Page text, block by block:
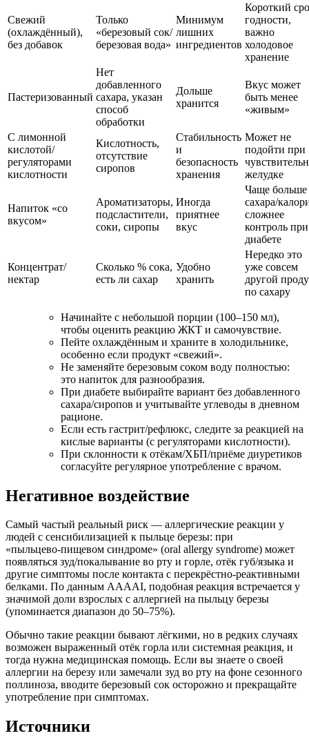
Свежий
(охлаждённый),
без добавок
Только
«березовый сок/
березовая вода»
Минимум
лишних
ингредиентов
Короткий
годности,
важно
холодовое
хранение
Пастеризованный
Нет
добавленного
сахара, указан
способ
обработки
Дольше
хранится
Вкус может
быть менее
«живым»
С лимонной
кислотой/
регуляторами
кислотности
Кислотность,
отсутствие
сиропов
Стабильность
и
безопасность
хранения
Может не
подойти при
желудке
Напиток «со
вкусом»
Ароматизаторы,
подсластители,
соки, сиропы
Иногда
приятнее
вкус
Чаще больше
сахара/
сложнее
контроль при
диабете
Концентрат/
нектар
Сколько % сока,
есть ли сахар
Удобно
хранить
Нередко это
уже совсем
другой
по сахару
Начинайте с небольшой порции (100–150 мл),
чтобы оценить реакцию ЖКТ и самочувствие.
Пейте охлаждённым и храните в холодильнике,
особенно если продукт «свежий».
Не заменяйте березовым соком воду полностью:
это напиток для разнообразия.
При диабете выбирайте вариант без добавленного
сахара/сиропов и учитывайте углеводы в дневном
рационе.
Если есть гастрит/рефлюкс, следите за реакцией на
кислые варианты (с регуляторами кислотности).
При склонности к отёкам/ХБП/приёме диуретиков
согласуйте регулярное употребление с врачом.
Негативное воздействие
Самый частый реальный риск — аллергические реакции у
людей с сенсибилизацией к пыльце березы: при
«пыльцево‑пищевом синдроме» (oral allergy syndrome) может
появляться зуд/покалывание во рту и горле, отёк губ/языка и
другие симптомы после контакта с перекрёстно‑реактивными
белками. По данным AAAAI, подобная реакция встречается у
значимой доли взрослых с аллергией на пыльцу березы
(упоминается диапазон до 50–75%).
Обычно такие реакции бывают лёгкими, но в редких случаях
возможен выраженный отёк горла или системная реакция, и
тогда нужна медицинская помощь. Если вы знаете о своей
аллергии на березу или замечали зуд во рту на фоне сезонного
поллиноза, вводите березовый сок осторожно и прекращайте
употребление при симптомах.
Источники